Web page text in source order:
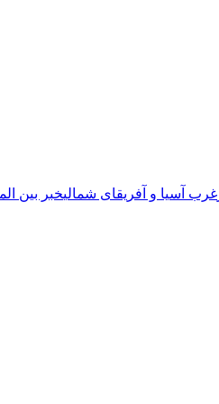
غرب آسیا و آفریقای شمالیخبر بین